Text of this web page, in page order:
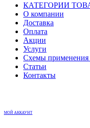
КАТЕГОРИИ
О компании
Доставка
Оплата
Акции
Услуги
Схемы применения
Статьи
Контакты
МОЙ АККАУНТ